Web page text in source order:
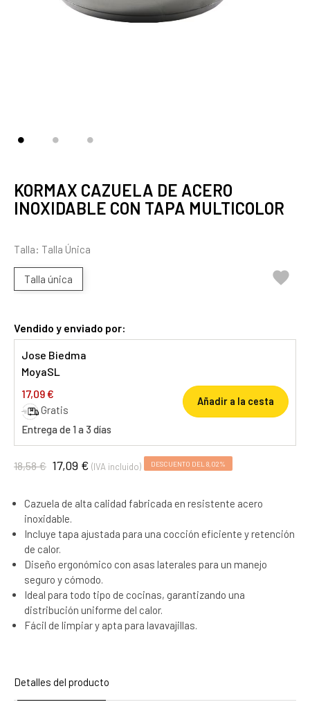
KORMAX CAZUELA DE ACERO
INOXIDABLE CON TAPA MULTICOLOR
Talla: Talla Única
Talla única 
Vendido y enviado por:
Jose Biedma
MoyaSL
17,09 €
Gratis
Entrega de 1 a 3 días
Añadir a la cesta
18,58 € 17,09 € (IVA incluido) DESCUENTO DEL 8,02%
Cazuela de alta calidad fabricada en resistente acero
inoxidable.
Incluye tapa ajustada para una cocción eficiente y retención
de calor.
Diseño ergonómico con asas laterales para un manejo
seguro y cómodo.
Ideal para todo tipo de cocinas, garantizando una
distribución uniforme del calor.
Fácil de limpiar y apta para lavavajillas.
Detalles del producto